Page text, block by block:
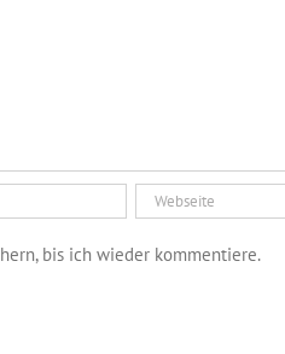
bis ich wieder kommentiere.